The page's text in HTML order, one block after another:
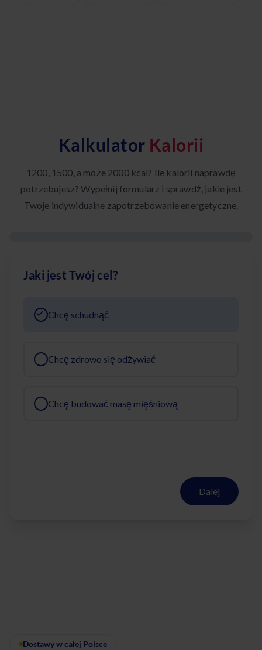
Kalkulator Kalorii
1200, 1500, a może 2000 kcal? Ile kalorii naprawdę
potrzebujesz? Wypełnij formularz i sprawdź, jakie jest
Twoje indywidualne zapotrzebowanie energetyczne.
Jaki jest Twój cel?
Chcę schudnąć
Chcę zdrowo się odżywiać
Chcę budować masę mięśniową
Dalej
Dostawy w całej Polsce